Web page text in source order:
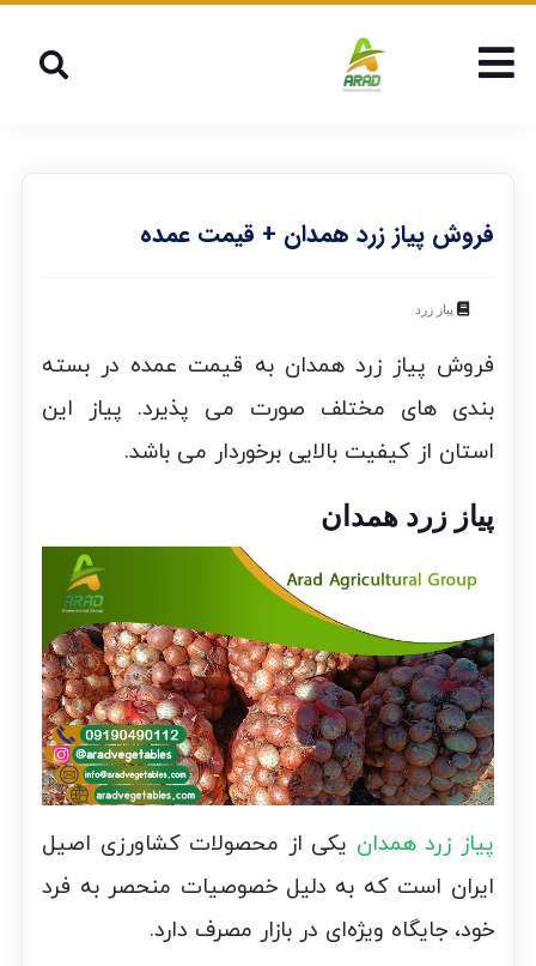
فروش پیاز زرد همدان + قیمت عمده
پیاز زرد
فروش پیاز زرد همدان به قیمت عمده در بسته
بندی های مختلف صورت می پذیرد. پیاز این
استان از کیفیت بالایی برخوردار می باشد.
پیاز زرد همدان
پیاز زرد همدان یکی از محصولات کشاورزی اصیل
ایران است که به دلیل خصوصیات منحصر به فرد
خود، جایگاه ویژه‌ای در بازار مصرف دارد.